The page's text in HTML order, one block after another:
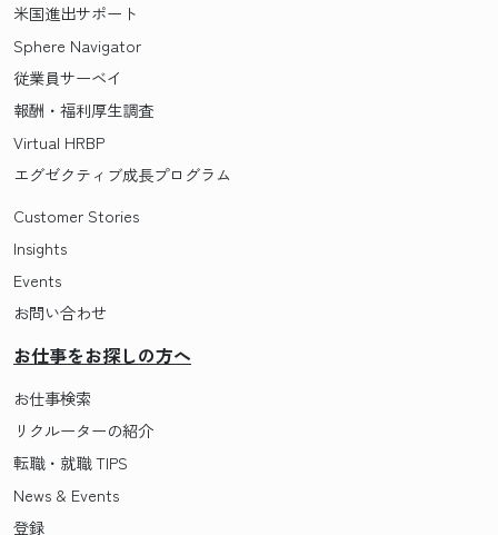
米国進出サポート
Sphere Navigator
従業員サーベイ
報酬・福利厚生調査
Virtual HRBP
エグゼクティブ成長プログラム
Customer Stories
Insights
Events
お問い合わせ
お仕事をお探しの方へ
お仕事検索
リクルーターの紹介
転職・就職 TIPS
News & Events
登録